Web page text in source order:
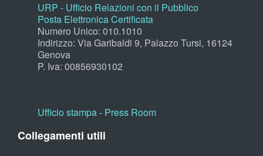
URP - Ufficio Relazioni con il Pubblico
Posta Elettronica Certificata
Numero Unico: 010.1010
Indirizzo: Via Garibaldi 9, Palazzo Tursi, 16124
Genova
P. Iva: 00856930102
Ufficio stampa - Press Room
Collegamenti utili